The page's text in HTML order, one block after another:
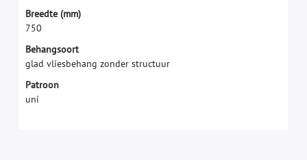
Breedte (mm)
750
Behangsoort
glad vliesbehang zonder structuur
Patroon
uni